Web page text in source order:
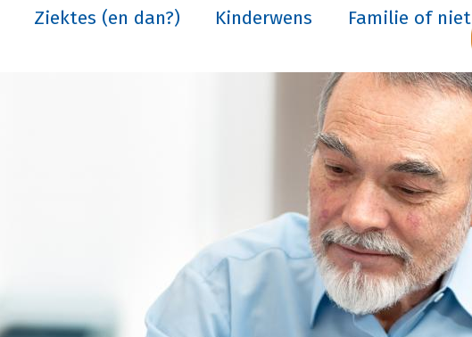
Ziektes (en dan?) Kinderwens Familie of niet